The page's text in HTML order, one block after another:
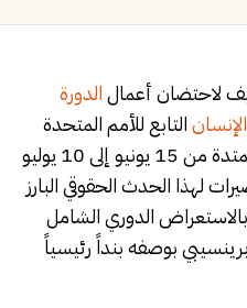
لاحتضان أعمالالدورة
التابع للأمم المتحدة
والمقرر انعقادها خلال الفترة الممتدة من 15 يونيو إلى 10 يوليو
لهذا الحدث الحقوقي البارز
بالاستعراض الدوري الشامل
بوصفه بنداً رئيسياً